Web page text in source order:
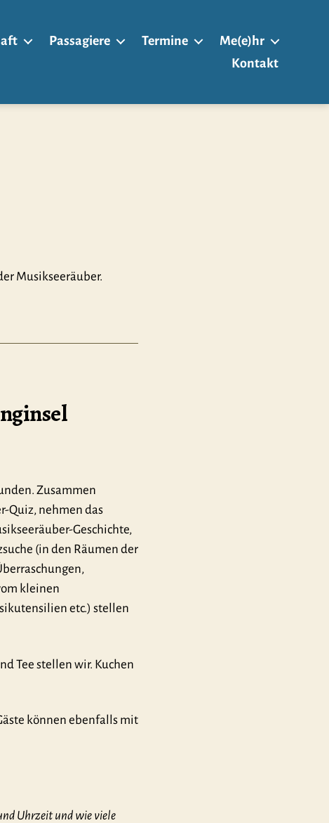
Passagiere Termine
Me(e)hr
Kontakt
Musikseeräuber.
Zusammen
Quiz, nehmen das
Geschichte,
(in den Räumen der
kleinen
etc.) stellen
Tee stellen wir. Kuchen
können ebenfalls mit
Uhrzeit und wie viele